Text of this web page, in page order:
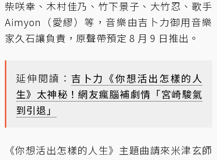
柴咲幸、木村佳乃、竹下景子、大竹忍、歌手
Aimyon（愛繆）等，音樂由吉卜力御用音樂
家久石讓負責，原聲帶預定 8 月 9 日推出。
延伸閱讀： 吉卜力《你想活出怎樣的人
生》太神秘！網友瘋腦補劇情「宮崎駿氣
到引退」
《你想活出怎樣的人生》主題曲請來米津玄師